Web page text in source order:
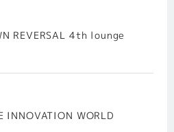
REVERSAL 4th lounge
INNOVATION WORLD